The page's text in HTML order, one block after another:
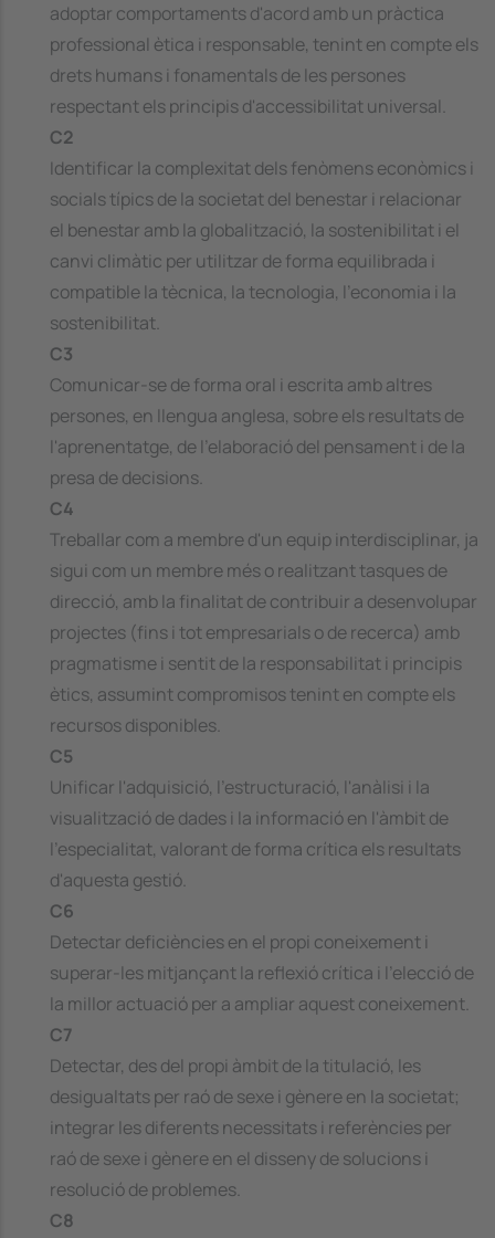
adoptar comportaments d'acord amb un pràctica
professional ètica i responsable, tenint en compte els
drets humans i fonamentals de les persones
respectant els principis d'accessibilitat universal.
C2
Identificar la complexitat dels fenòmens econòmics i
socials típics de la societat del benestar i relacionar
el benestar amb la globalització, la sostenibilitat i el
canvi climàtic per utilitzar de forma equilibrada i
compatible la tècnica, la tecnologia, l'economia i la
sostenibilitat.
C3
Comunicar-se de forma oral i escrita amb altres
persones, en llengua anglesa, sobre els resultats de
l'aprenentatge, de l'elaboració del pensament i de la
presa de decisions.
C4
Treballar com a membre d'un equip interdisciplinar, ja
sigui com un membre més o realitzant tasques de
direcció, amb la finalitat de contribuir a desenvolupar
projectes (fins i tot empresarials o de recerca) amb
pragmatisme i sentit de la responsabilitat i principis
ètics, assumint compromisos tenint en compte els
recursos disponibles.
C5
Unificar l'adquisició, l'estructuració, l'anàlisi i la
visualització de dades i la informació en l'àmbit de
l'especialitat, valorant de forma crítica els resultats
d'aquesta gestió.
C6
Detectar deficiències en el propi coneixement i
superar-les mitjançant la reflexió crítica i l'elecció de
la millor actuació per a ampliar aquest coneixement.
C7
Detectar, des del propi àmbit de la titulació, les
desigualtats per raó de sexe i gènere en la societat;
integrar les diferents necessitats i referències per
raó de sexe i gènere en el disseny de solucions i
resolució de problemes.
C8